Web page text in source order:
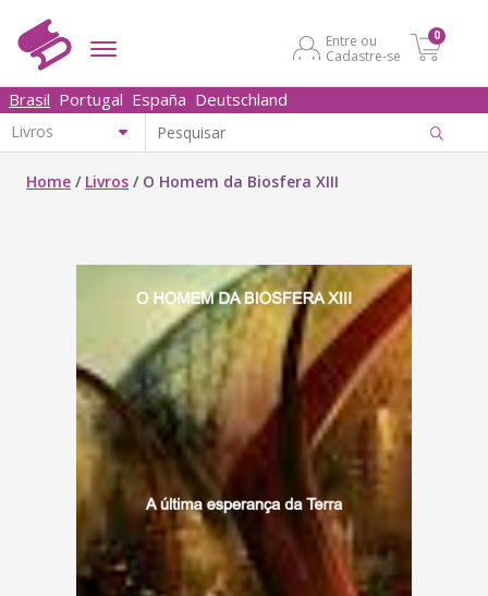
Entre ou
Cadastre-se
0
Brasil Portugal España Deutschland
Home / Livros / O Homem da Biosfera XIII